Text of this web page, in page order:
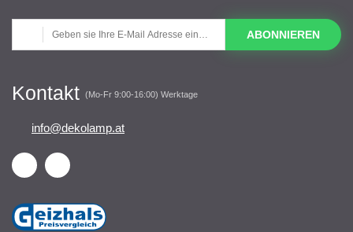
ABONNIEREN
Kontakt (Mo-Fr 9:00-16:00) Werktage
info@dekolamp.at